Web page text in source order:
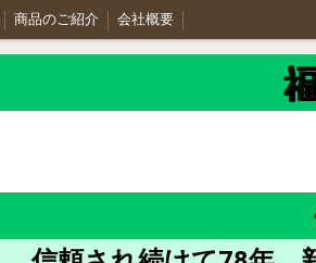
商品のご紹介 会社概要